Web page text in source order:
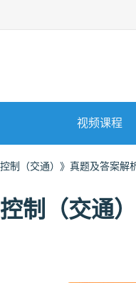
视频课程
制（交通）》真题及答案解
制（交通